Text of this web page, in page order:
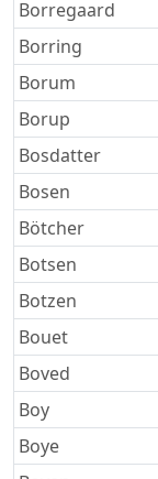
Borregaard
Borring
Borum
Borup
Bosdatter
Bosen
Bötcher
Botsen
Botzen
Bouet
Boved
Boy
Boye